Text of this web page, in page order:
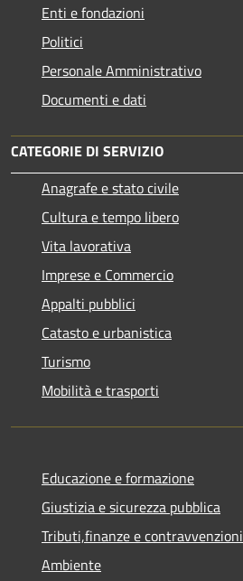
Enti e fondazioni
Politici
Personale Amministrativo
Documenti e dati
CATEGORIE DI SERVIZIO
Anagrafe e stato civile
Cultura e tempo libero
Vita lavorativa
Imprese e Commercio
Appalti pubblici
Catasto e urbanistica
Turismo
Mobilità e trasporti
Educazione e formazione
Giustizia e sicurezza pubblica
Tributi,finanze e contravvenzioni
Ambiente